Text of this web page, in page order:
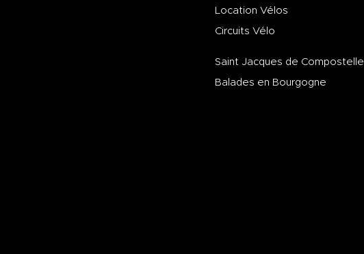
Location Vélos
Circuits Vélo
Saint Jacques de Compostelle
Balades en Bourgogne